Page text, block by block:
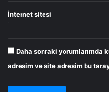
İnternet sitesi
Daha sonraki yorumlarımda
adresim ve site adresim bu